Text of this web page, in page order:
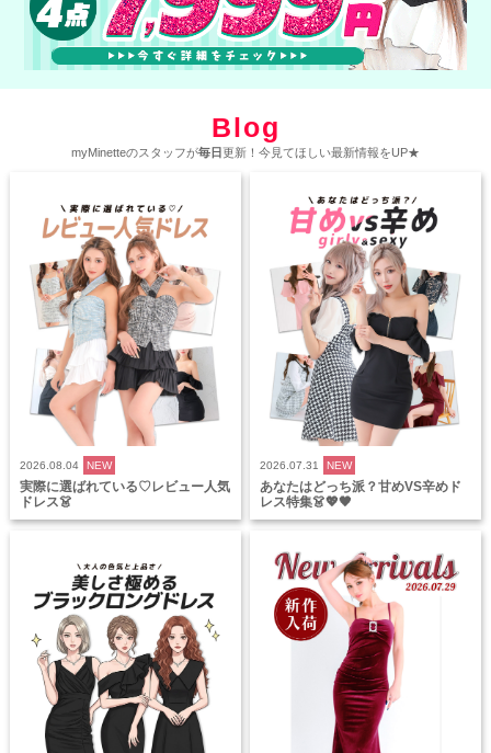
Blog
myMinetteのスタッフが毎日更新！今見てほしい最新情報をUP★
2026.08.04 NEW
実際に選ばれている♡レビュー人気
ドレス👗
2026.07.31 NEW
あなたはどっち派？甘めVS辛めド
レス特集👗💖🖤